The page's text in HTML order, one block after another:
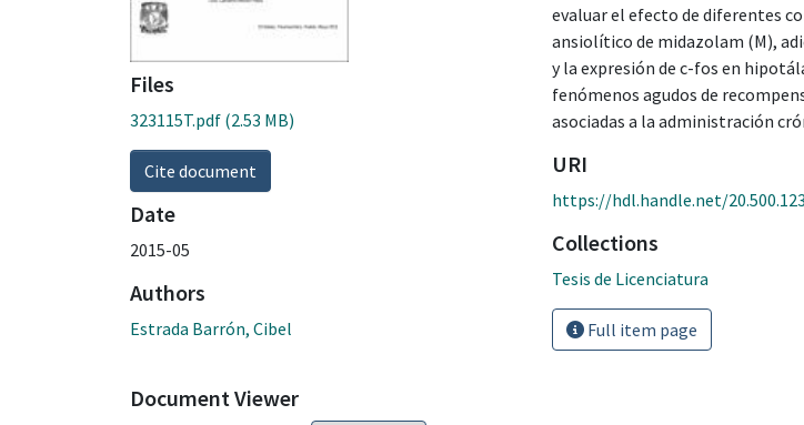
Files
323115T.pdf (2.53 MB)
Cite document
Date
2015-05
Authors
Estrada Barrón, Cibel
evaluar el efecto de diferentes
ansiolítico de midazolam (M),
y la expresión de c-fos en
fenómenos agudos de
asociadas a la administración
URI
https://hdl.handle.net/
Collections
Tesis de Licenciatura
Full item page
Document Viewer